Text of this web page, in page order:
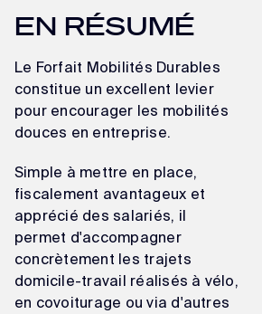
EN RÉSUMÉ
Le Forfait Mobilités Durables
constitue un excellent levier
pour encourager les mobilités
douces en entreprise.
Simple à mettre en place,
fiscalement avantageux et
apprécié des salariés, il
permet d'accompagner
concrètement les trajets
domicile-travail réalisés à vélo,
en covoiturage ou via d'autres